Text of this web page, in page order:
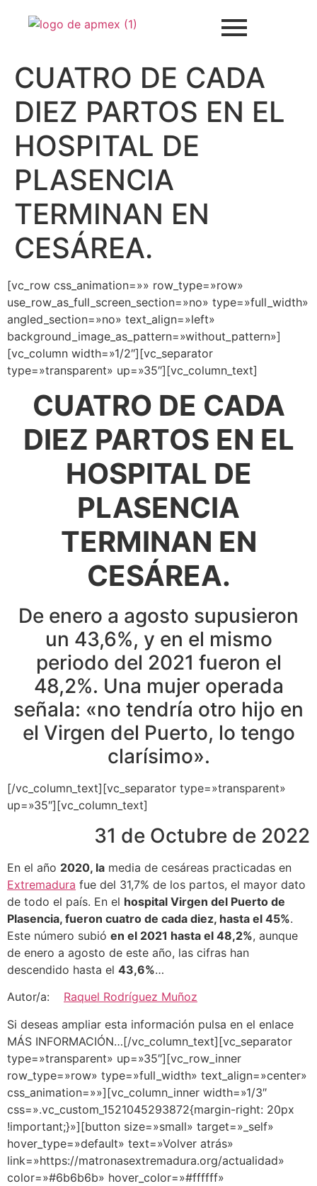
CUATRO DE CADA
DIEZ PARTOS EN EL
HOSPITAL DE
PLASENCIA
TERMINAN EN
CESÁREA.
[vc_row css_animation=»» row_type=»row»
use_row_as_full_screen_section=»no» type=»full_width»
angled_section=»no» text_align=»left»
background_image_as_pattern=»without_pattern»]
[vc_column width=»1/2″][vc_separator
type=»transparent» up=»35″][vc_column_text]
CUATRO DE CADA
DIEZ PARTOS EN EL
HOSPITAL DE
PLASENCIA
TERMINAN EN
CESÁREA.
De enero a agosto supusieron
un 43,6%, y en el mismo
periodo del 2021 fueron el
48,2%. Una mujer operada
señala: «no tendría otro hijo en
el Virgen del Puerto, lo tengo
clarísimo».
[/vc_column_text][vc_separator type=»transparent»
up=»35″][vc_column_text]
31 de Octubre de 2022
En el año 2020, la media de cesáreas practicadas en
Extremadura fue del 31,7% de los partos, el mayor dato
de todo el país. En el hospital Virgen del Puerto de
Plasencia, fueron cuatro de cada diez, hasta el 45%.
Este número subió en el 2021 hasta el 48,2%, aunque
de enero a agosto de este año, las cifras han
descendido hasta el 43,6%…
Autor/a: Raquel Rodríguez Muñoz
Si deseas ampliar esta información pulsa en el enlace
MÁS INFORMACIÓN…[/vc_column_text][vc_separator
type=»transparent» up=»35″][vc_row_inner
row_type=»row» type=»full_width» text_align=»center»
css_animation=»»][vc_column_inner width=»1/3″
css=».vc_custom_1521045293872{margin-right: 20px
!important;}»][button size=»small» target=»_self»
hover_type=»default» text=»Volver atrás»
link=»https://matronasextremadura.org/actualidad»
color=»#6b6b6b» hover_color=»#ffffff»